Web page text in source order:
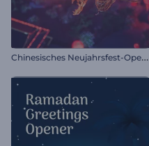
C
hinesisches Neujahrsfest-Opener